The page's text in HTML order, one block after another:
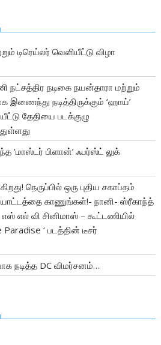
டிரெய்லர் வெளியீட்டு விழா
நட்சத்திர நடிகை நயன்தாரா மற்றும்
இணைந்து நடித்திருக்கும் ‘ஹாய்’
தேதியை படக்குழு
‘மாஸ்டர் பிளான்’ ஃபர்ஸ்ட் லுக்
நெருப்பில் ஒரு புதிய சகாப்தம்
காணுங்கள்!- நானி- ஸ்ரீகாந்த்
எஸ் எல் வி சினிமாஸ் – கூட்டணியில்
‘ படத்தின் டீசர்
DC விமர்சனம்…